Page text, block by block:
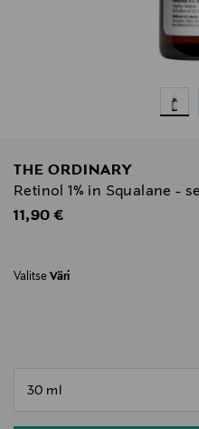
THE ORDINARY
Retinol 1% in Squalane -
Original Price
11,90 €
Valitse Väri
null